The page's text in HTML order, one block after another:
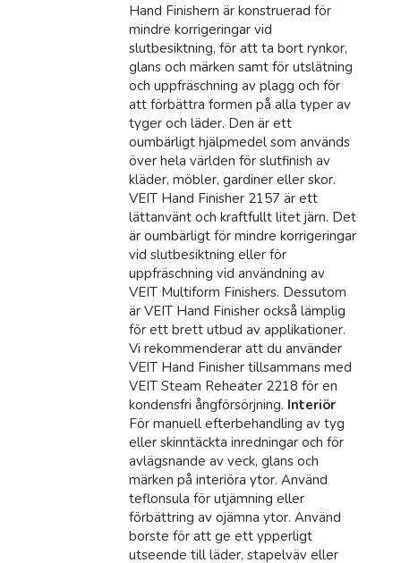
Hand Finishern är konstruerad för
mindre korrigeringar vid
slutbesiktning, för att ta bort rynkor,
glans och märken samt för utslätning
och uppfräschning av plagg och för
att förbättra formen på alla typer av
tyger och läder. Den är ett
oumbärligt hjälpmedel som används
över hela världen för slutfinish av
kläder, möbler, gardiner eller skor.
VEIT Hand Finisher 2157 är ett
lättanvänt och kraftfullt litet järn. Det
är oumbärligt för mindre korrigeringar
vid slutbesiktning eller för
uppfräschning vid användning av
VEIT Multiform Finishers. Dessutom
är VEIT Hand Finisher också lämplig
för ett brett utbud av applikationer.
Vi rekommenderar att du använder
VEIT Hand Finisher tillsammans med
VEIT Steam Reheater 2218 för en
kondensfri ångförsörjning. Interiör
För manuell efterbehandling av tyg
eller skinntäckta inredningar och för
avlägsnande av veck, glans och
märken på interiöra ytor. Använd
teflonsula för utjämning eller
förbättring av ojämna ytor. Använd
borste för att ge ett ypperligt
utseende till läder, stapelväv eller